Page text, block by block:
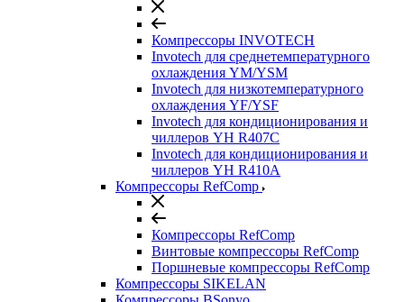
Компрессоры INVOTECH
Invotech для среднетемпературного
охлаждения YM/YSM
Invotech для низкотемпературного
охлаждения YF/YSF
Invotech для кондиционирования и
чиллеров YH R407C
Invotech для кондиционирования и
чиллеров YH R410A
Компрессоры RefComp
Компрессоры RefComp
Винтовые компрессоры RefComp
Поршневые компрессоры RefComp
Компрессоры SIKELAN